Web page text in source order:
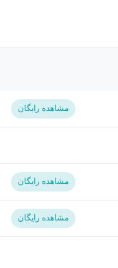
مشاهده رایگان
مشاهده رایگان
مشاهده رایگان